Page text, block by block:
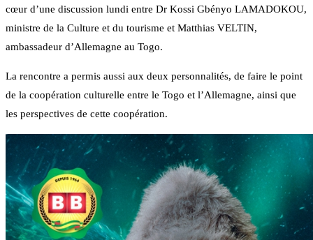
cœur d’une discussion lundi entre Dr Kossi Gbényo LAMADOKOU,
ministre de la Culture et du tourisme et Matthias VELTIN,
ambassadeur d’Allemagne au Togo.
La rencontre a permis aussi aux deux personnalités, de faire le point
de la coopération culturelle entre le Togo et l’Allemagne, ainsi que
les perspectives de cette coopération.